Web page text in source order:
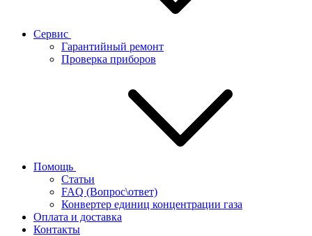
Сервис
Гарантийный ремонт
Проверка приборов
Помощь
Статьи
FAQ (Вопрос\ответ)
Конвертер единиц концентрации газа
Оплата и доставка
Контакты